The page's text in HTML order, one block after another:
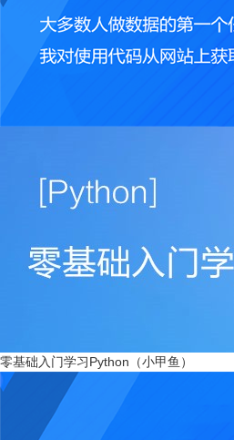
零基础入门学习Python（小甲鱼）